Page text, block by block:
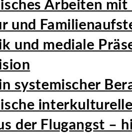
Arbeiten
und
und mediale
systemischer
der Flugangst –